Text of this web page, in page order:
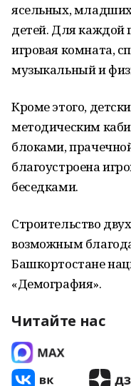
ясельных,
детей. Для каждой
игровая комната,
музыкальный и
Кроме этого,
методическим
блоками,
благоустроена
беседками.
Строительство
возможным
Башкортостане
«Демография».
Читайте нас